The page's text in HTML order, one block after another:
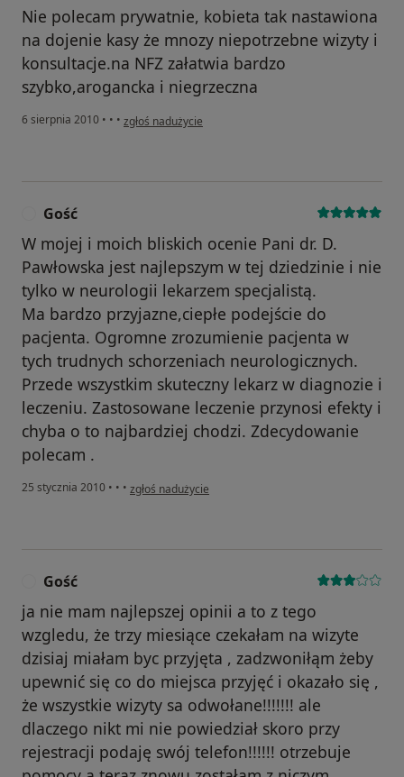
Nie polecam prywatnie, kobieta tak nastawiona
na dojenie kasy że mnozy niepotrzebne wizyty i
konsultacje.na NFZ załatwia bardzo
szybko,arogancka i niegrzeczna
6 sierpnia 2010 • • • w opinii użytkownika Gość
zgłoś nadużycie
Gość
W mojej i moich bliskich ocenie Pani dr. D.
Pawłowska jest najlepszym w tej dziedzinie i nie
tylko w neurologii lekarzem specjalistą.
Ma bardzo przyjazne,ciepłe podejście do
pacjenta. Ogromne zrozumienie pacjenta w
tych trudnych schorzeniach neurologicznych.
Przede wszystkim skuteczny lekarz w diagnozie i
leczeniu. Zastosowane leczenie przynosi efekty i
chyba o to najbardziej chodzi. Zdecydowanie
polecam .
25 stycznia 2010 • • • w opinii użytkownika Gość
zgłoś nadużycie
Gość
ja nie mam najlepszej opinii a to z tego
wzgledu, że trzy miesiące czekałam na wizyte
dzisiaj miałam byc przyjęta , zadzwoniłąm żeby
upewnić się co do miejsca przyjęć i okazało się ,
że wszystkie wizyty sa odwołane!!!!!!! ale
dlaczego nikt mi nie powiedział skoro przy
rejestracji podaję swój telefon!!!!!! otrzebuje